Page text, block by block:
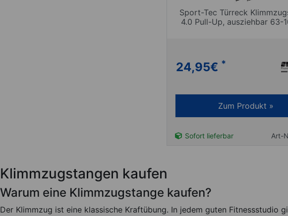
Sport-Tec Türreck
4.0 Pull-Up, ausziehbar 63-
24,95€ *
Zum Produkt »
Sofort lieferbar Art-
Klimmzugstangen kaufen
Warum eine Klimmzugstange kaufen?
Der Klimmzug ist eine klassische Kraftübung. In jedem guten Fitnessstudio